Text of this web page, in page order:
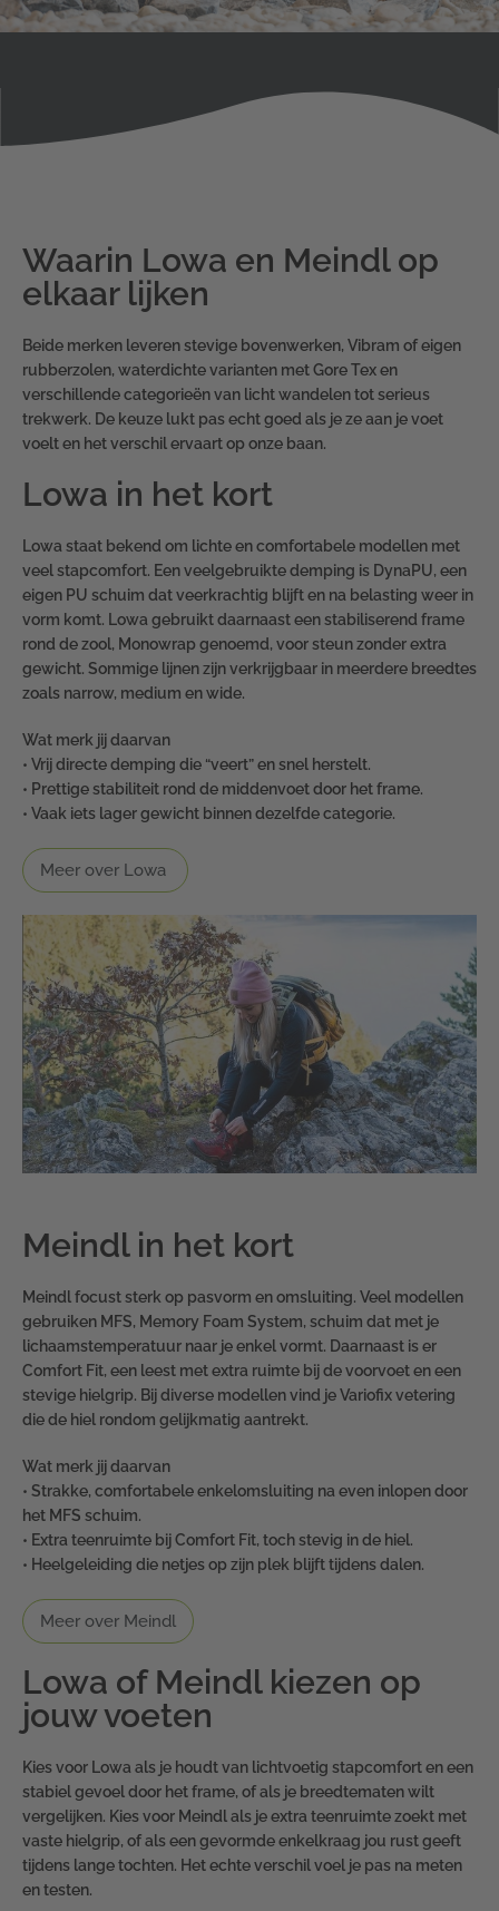
Waarin Lowa en Meindl op
elkaar lijken
Beide merken leveren stevige bovenwerken, Vibram of eigen
rubberzolen, waterdichte varianten met Gore Tex en
verschillende categorieën van licht wandelen tot serieus
trekwerk. De keuze lukt pas echt goed als je ze aan je voet
voelt en het verschil ervaart op onze baan.
Lowa in het kort
Lowa staat bekend om lichte en comfortabele modellen met
veel stapcomfort. Een veelgebruikte demping is DynaPU, een
eigen PU schuim dat veerkrachtig blijft en na belasting weer in
vorm komt. Lowa gebruikt daarnaast een stabiliserend frame
rond de zool, Monowrap genoemd, voor steun zonder extra
gewicht. Sommige lijnen zijn verkrijgbaar in meerdere breedtes
zoals narrow, medium en wide.
Wat merk jij daarvan
• Vrij directe demping die “veert” en snel herstelt.
• Prettige stabiliteit rond de middenvoet door het frame.
• Vaak iets lager gewicht binnen dezelfde categorie.
Meer over Lowa
Meindl in het kort
Meindl focust sterk op pasvorm en omsluiting. Veel modellen
gebruiken MFS, Memory Foam System, schuim dat met je
lichaamstemperatuur naar je enkel vormt. Daarnaast is er
Comfort Fit, een leest met extra ruimte bij de voorvoet en een
stevige hielgrip. Bij diverse modellen vind je Variofix vetering
die de hiel rondom gelijkmatig aantrekt.
Wat merk jij daarvan
• Strakke, comfortabele enkelomsluiting na even inlopen door
het MFS schuim.
• Extra teenruimte bij Comfort Fit, toch stevig in de hiel.
• Heelgeleiding die netjes op zijn plek blijft tijdens dalen.
Meer over Meindl
Lowa of Meindl kiezen op
jouw voeten
Kies voor Lowa als je houdt van lichtvoetig stapcomfort en een
stabiel gevoel door het frame, of als je breedtematen wilt
vergelijken. Kies voor Meindl als je extra teenruimte zoekt met
vaste hielgrip, of als een gevormde enkelkraag jou rust geeft
tijdens lange tochten. Het echte verschil voel je pas na meten
en testen.